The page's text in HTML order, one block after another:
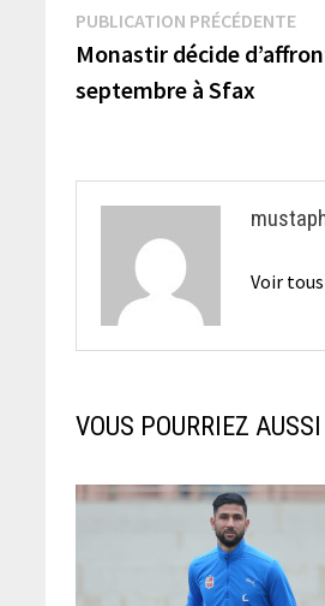
Navigation
de
l’article
PUBLICATION PRÉCÉDENTE
Monastir décide
septembre à Sfax
Voir
VOUS POURRIEZ